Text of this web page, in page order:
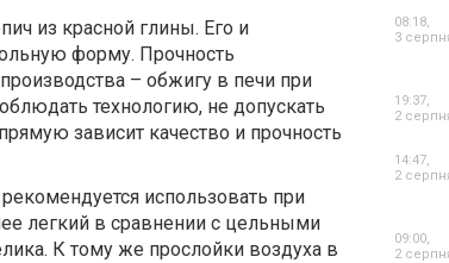
из красной глины. Его и
форму. Прочность
– обжигу в печи при
технологию, не допускать
зависит качество и прочность
использовать при
легкий в сравнении с цельными
К тому же прослойки воздуха в
08:18,
3
19:37,
2
14:47,
2
09:00,
2